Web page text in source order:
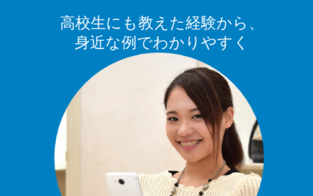
高校生にも教えた経験から、
身近な例でわかりやすく